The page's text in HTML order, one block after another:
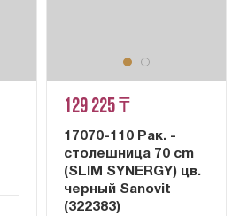
129 225 ₸
17070-110 Рак. -
столешница 70 cm
(SLIM SYNERGY) цв.
черный Sanovit
(322383)